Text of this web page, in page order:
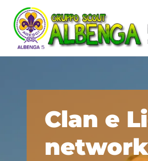
Clan e
network